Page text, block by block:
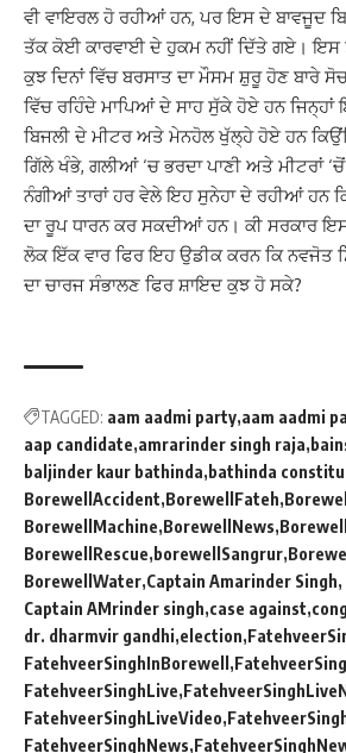
ਵੀ ਵਾਇਰਲ ਹੋ ਰਹੀਆਂ ਹਨ, ਪਰ ਇਸ ਦੇ ਬਾਵਜੂਦ
ਤੱਕ ਕੋਈ ਕਾਰਵਾਈ ਦੇ ਹੁਕਮ ਨਹੀਂ ਦਿੱਤੇ ਗਏ। ਇਸ
ਕੁਝ ਦਿਨਾਂ ਵਿੱਚ ਬਰਸਾਤ ਦਾ ਮੌਸਮ ਸ਼ੁਰੂ ਹੋਣ ਬਾਰੇ
ਵਿੱਚ ਰਹਿੰਦੇ ਮਾਪਿਆਂ ਦੇ ਸਾਹ ਸੁੱਕੇ ਹੋਏ ਹਨ
ਬਿਜਲੀ ਦੇ ਮੀਟਰ ਅਤੇ ਮੇਨਹੋਲ ਖੁੱਲ੍ਹੇ ਹੋਏ ਹਨ
ਗਿੱਲੇ ਖੰਭੇ, ਗਲੀਆਂ ‘ਚ ਭਰਦਾ ਪਾਣੀ ਅਤੇ ਮੀਟਰਾਂ
ਨੰਗੀਆਂ ਤਾਰਾਂ ਹਰ ਵੇਲੇ ਇਹ ਸੁਨੇਹਾ ਦੇ ਰਹੀਆਂ ਹਨ
ਦਾ ਰੂਪ ਧਾਰਨ ਕਰ ਸਕਦੀਆਂ ਹਨ। ਕੀ ਸਰਕਾਰ
ਲੋਕ ਇੱਕ ਵਾਰ ਫਿਰ ਇਹ ਉਡੀਕ ਕਰਨ ਕਿ ਨਵਜੋਤ
ਦਾ ਚਾਰਜ ਸੰਭਾਲਣ ਫਿਰ ਸ਼ਾਇਦ ਕੁਝ ਹੋ ਸਕੇ?
TAGGED: aam aadmi party aam aadmi
aap candidate amrarinder singh raja
baljinder kaur bathinda bathinda
BorewellAccident BorewellFateh
BorewellMachine BorewellNews
BorewellRescue borewellSangrur
BorewellWater Captain Amarinder Singh
Captain AMrinder singh case against
dr. dharmvir gandhi election
FatehveerSinghInBorewell
FatehveerSinghLive
FatehveerSinghLiveVideo
FatehveerSinghNews